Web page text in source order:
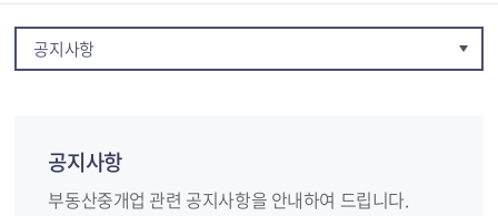
공지사항
공지사항
부동산중개업 관련 공지사항을 안내하여 드립니다.